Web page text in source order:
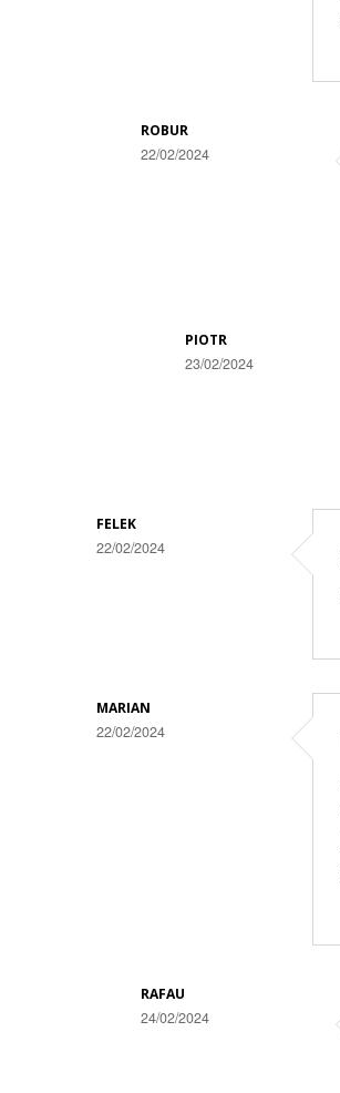
ROBUR
22/02/2024
tylko
PIOTR
23/02/2024
FELEK
22/02/2024
MARIAN
22/02/2024
RAFAU
24/02/2024